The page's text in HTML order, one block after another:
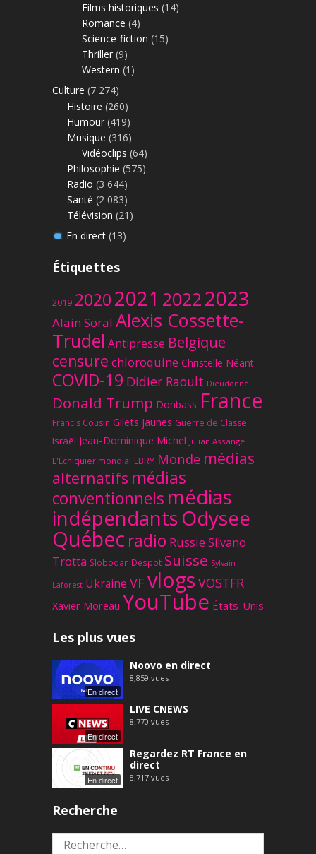
Films historiques (14)
Romance (4)
Science-fiction (15)
Thriller (9)
Western (1)
Culture (7 274)
Histoire (260)
Humour (419)
Musique (316)
Vidéoclips (64)
Philosophie (575)
Radio (3 644)
Santé (2 083)
Télévision (21)
En direct(13)
Étiquettes
2019 20202021 20222023
Alain Soral Alexis Cossette-
Trudel Antipresse Belgique
censure chloroquine Christelle Néant
COVID-19 Didier Raoult Dieudonné
Donald Trump Donbass France
Francis Cousin Gilets jaunes Guerre de Classe
Israël Jean-Dominique Michel Julian Assange
L'Échiquier mondial LBRY Monde médias
alternatifs médias
conventionnels médias
indépendantsOdysee
Québec radio Russie Silvano
Trotta Slobodan Despot Suisse Sylvain
Laforest Ukraine VFvlogs VOSTFR
Xavier Moreau YouTube États-Unis
Les plus vues
En direct
Noovo en direct
8,859 vues
En direct
LIVE CNEWS
8,770 vues
En direct
Regardez RT France en
direct
8,717 vues
Recherche
Rechercher :